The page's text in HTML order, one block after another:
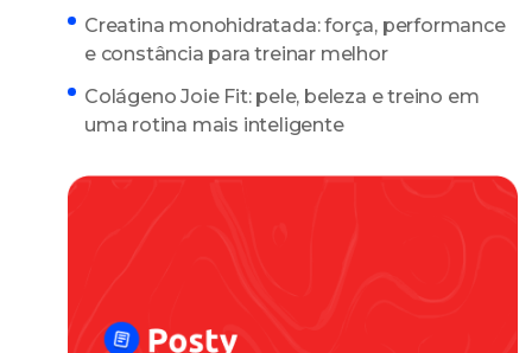
Creatina monohidratada: força, performance
e constância para treinar melhor
Colágeno Joie Fit: pele, beleza e treino em
uma rotina mais inteligente